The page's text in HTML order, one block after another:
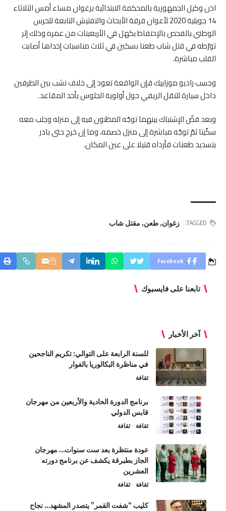
اذن وكيل الجمهورية بالمحكمة الابتدائية بزغوان مساء أمس الثلاثاء
14 جويلية 2020 لأعوان فرقة الأبحاث والتفتيش التابعة للحرس
الوطني بالفحص بالإحتفاظ بكهل في الأربعينات من عمره وذلك إثر
تورّطه في قتل شاب طعنا بسكين في ثلاث مناسبات إحداها أصابت
القلب مباشرة.
وحسب راديو موزاييك فإن الواقعة تعود إلى خلاف نشب بين الطرفين
داخل سيارة للنقل الريفي حول أولوية الجلوس بأحد المقاعد.
وبعد فضّ الإشتباك بينهما توجّه المظنون فيه إلى منزله وجلب معه
سكّينا ثمّ توجّه مباشرة إلى منزل خصمه، وما إن خرج حتى بادر
بتسديد طعنات فأرداه قتيلا على عين المكان.
TAGGED: زغوان,طعن,مقتل شاب
Facebook
تابعنا على فايسبوك
آخر الأخبار
للسنة الرابعة على التوالي: تكريم الناجحين
في مناظرة البكالوريا بالفوار
ثقافة
برنامج الدورة الحادية والأربعين من مهرجان
قابس الدولي
ثقافة ثقافة
عودة منتظرة بعد ست سنوات… مهرجان
الجاز بطبرقة يكشف عن برنامج دورته
العشرين
ثقافة ثقافة
كليب “شفت القمر” يتصدر المشهد… نجاح